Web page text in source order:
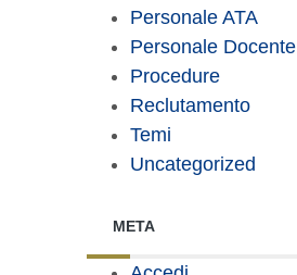
Personale ATA
Personale Docente
Procedure
Reclutamento
Temi
Uncategorized
META